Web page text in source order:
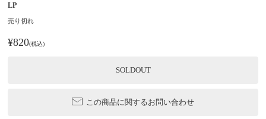
LP
売り切れ
¥820(税込)
SOLDOUT
この商品に関するお問い合わせ